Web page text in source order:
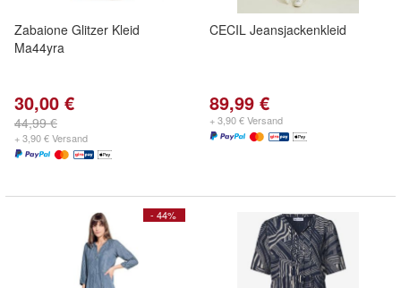
Zabaione Glitzer Kleid
Ma44yra
30,00 €
44,99 €
+ 3,90 € Versand
CECIL Jeansjackenkleid
89,99 €
+ 3,90 € Versand
- 44%